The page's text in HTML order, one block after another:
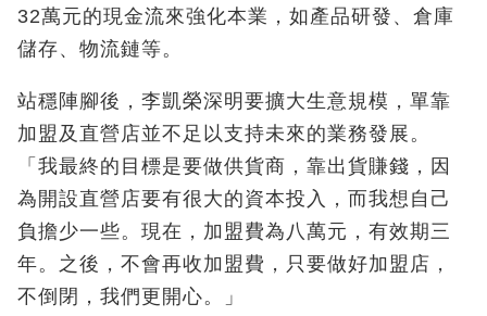
32萬元的現金流來強化本業，如產品研發、倉庫
儲存、物流鏈等。
站穩陣腳後，李凱榮深明要擴大生意規模，單靠
加盟及直營店並不足以支持未來的業務發展。
「我最終的目標是要做供貨商，靠出貨賺錢，因
為開設直營店要有很大的資本投入，而我想自己
負擔少一些。現在，加盟費為八萬元，有效期三
年。之後，不會再收加盟費，只要做好加盟店，
不倒閉，我們更開心。」